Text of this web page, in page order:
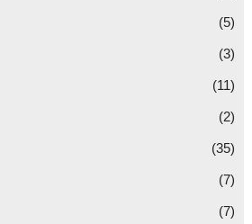
(5)
(3)
(11)
(2)
(35)
(7)
(7)